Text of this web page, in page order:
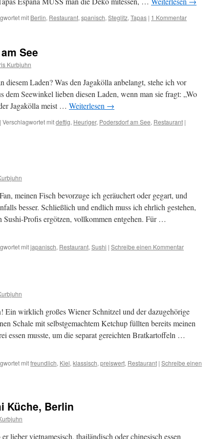
mit Berlin, Restaurant, spanisch, Steglitz, Tapas | 1 Kommentar
See
Kurbjuhn
diesem Laden? Was den Jagakölla anbelangt, stehe ich vor
dem Seewinkel lieben diesen Laden, wenn man sie fragt: „Wo
Jagakölla meist … Weiterlesen →
| Verschlagwortet mitdeftig, Heuriger, Podersdorf am See, Restaurant |
meinen Fisch bevorzuge ich geräuchert oder gegart, und
besser. Schließlich und endlich muss ich ehrlich gestehen,
Sushi-Profis ergötzen, vollkommen entgehen. Für …
mitjapanisch, Restaurant, Sushi | Schreibe einen Kommentar
Ein wirklich großes Wiener Schnitzel und der dazugehörige
Schale mit selbstgemachtem Ketchup füllten bereits meinen
essen musste, um die separat gereichten Bratkartoffeln …
mitfreundlich, Kiel, klassisch, preiswert, Restaurant | Schreibe einen
Küche, Berlin
lieber vietnamesisch, thailändisch oder chinesisch essen